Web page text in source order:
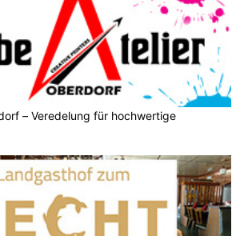
– Veredelung für hochwertige